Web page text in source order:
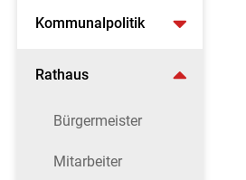
Kommunalpolitik
Rathaus
Bürgermeister
Mitarbeiter